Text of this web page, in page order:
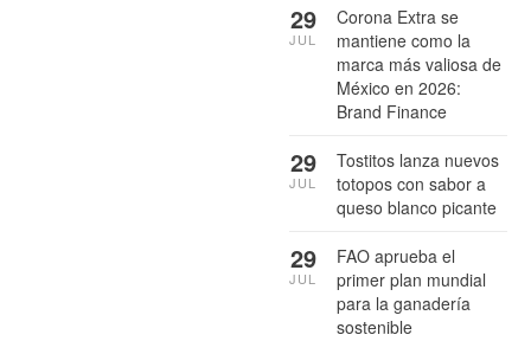
Corona Extra se
mantiene como la
marca más valiosa de
México en 2026:
Brand Finance
29
JUL
Tostitos lanza nuevos
totopos con sabor a
queso blanco picante
29
JUL
FAO aprueba el
primer plan mundial
para la ganadería
sostenible
29
JUL